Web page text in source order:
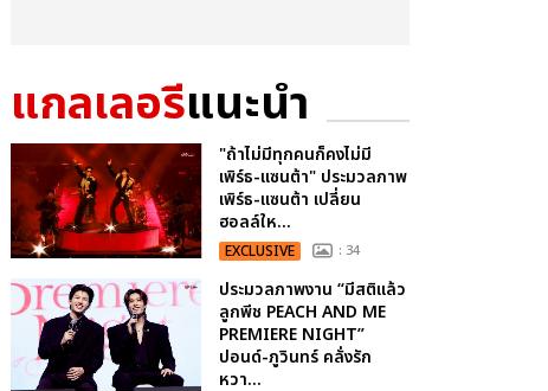
แกลเลอรีแนะนำ
"ถ้าไม่มีทุกคนก็คงไม่มี
เพิร์ธ-แซนต้า" ประมวลภาพ
เพิร์ธ-แซนต้า เปลี่ยน
ฮอลล์ให...
EXCLUSIVE : 34
ประมวลภาพงาน “มีสติแล้ว
ลูกพีช PEACH AND ME
PREMIERE NIGHT”
ปอนด์-ภูวินทร์ คลั่งรัก
หวา...